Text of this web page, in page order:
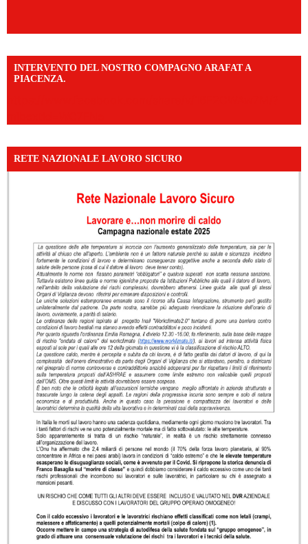
INTERVENTO DEL NOSTRO COMPAGNO ARAFAT A
PIACENZA.
RETE NAZIONALE LAVORO SICURO